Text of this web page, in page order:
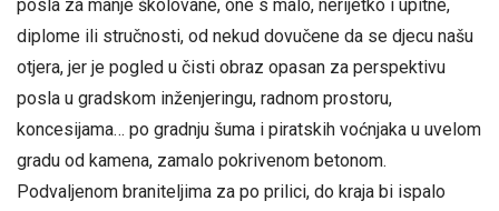
posla za manje školovane, one s malo, nerijetko i upitne,
diplome ili stručnosti, od nekud dovučene da se djecu našu
otjera, jer je pogled u čisti obraz opasan za perspektivu
posla u gradskom inženjeringu, radnom prostoru,
koncesijama… po gradnju šuma i piratskih voćnjaka u uvelom
gradu od kamena, zamalo pokrivenom betonom.
Podvaljenom braniteljima za po prilici, do kraja bi ispalo